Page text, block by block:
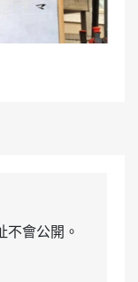
會公開。